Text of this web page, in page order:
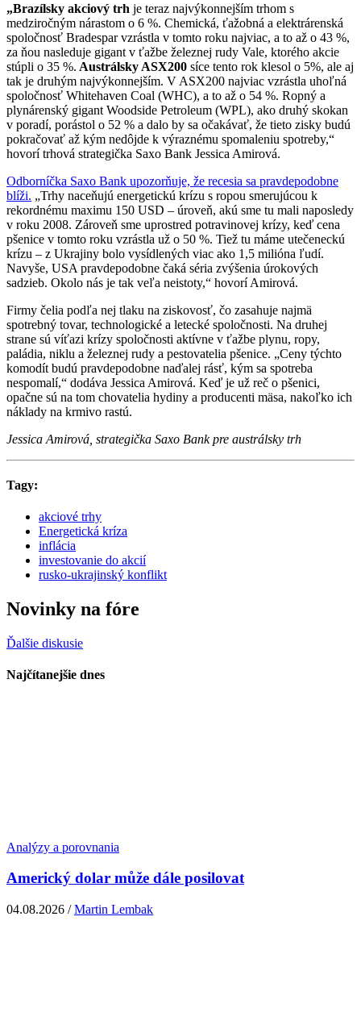
„Brazílsky akciový trh je teraz najvýkonnejším trhom s
medziročným nárastom o 6 %. Chemická, ťažobná a elektrárenská
spoločnosť Bradespar vzrástla v tomto roku najviac, a to až o 43 %,
za ňou nasleduje gigant v ťažbe železnej rudy Vale, ktorého akcie
stúpli o 35 %. Austrálsky ASX200 síce tento rok klesol o 5%, ale aj
tak je druhým najvýkonnejším. V ASX200 najviac vzrástla uhoľná
spoločnosť Whitehaven Coal (WHC), a to až o 54 %. Ropný a
plynárenský gigant Woodside Petroleum (WPL), ako druhý skokan
v poradí, porástol o 52 % a dalo by sa očakávať, že tieto zisky budú
pokračovať až kým nedôjde k výraznému spomaleniu spotreby,“
hovorí trhová strategička Saxo Bank Jessica Amirová.
Odborníčka Saxo Bank upozorňuje, že recesia sa pravdepodobne
blíži. „Trhy naceňujú energetickú krízu s ropou smerujúcou k
rekordnému maximu 150 USD – úroveň, akú sme tu mali naposledy
v roku 2008. Zároveň sme uprostred potravinovej krízy, keď cena
pšenice v tomto roku vzrástla už o 50 %. Tiež tu máme utečeneckú
krízu – z Ukrajiny bolo vysídlených viac ako 1,5 milióna ľudí.
Navyše, USA pravdepodobne čaká séria zvýšenia úrokových
sadzieb. Okolo nás je tak veľa neistoty,“ hovorí Amirová.
Firmy čelia podľa nej tlaku na ziskovosť, čo zasahuje najmä
spotrebný tovar, technologické a letecké spoločnosti. Na druhej
strane sú víťazi krízy spoločnosti aktívne v ťažbe plynu, ropy,
paládia, niklu a železnej rudy a pestovatelia pšenice. „Ceny týchto
komodít budú pravdepodobne naďalej rásť, kým sa spotreba
nespomalí,“ dodáva Jessica Amirová. Keď je už reč o pšenici,
opačne sú na tom chovatelia hydiny a producenti mäsa, nakoľko ich
náklady na krmivo rastú.
Jessica Amirová, strategička Saxo Bank pre austrálsky trh
Tagy:
akciové trhy
Energetická kríza
inflácia
investovanie do akcií
rusko-ukrajinský konflikt
Novinky na fóre
Ďalšie diskusie
Najčítanejšie dnes
Analýzy a porovnania
Americký dolar může dále posilovat
04.08.2026 /Martin Lembak